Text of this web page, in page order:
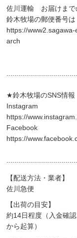
佐川運輸 お届けまで
鈴木牧場の郵便番号は
https://
arch
★鈴木牧場のSNS情報
Instagram
https://
Facebook
https://
【配送方法・業者】
佐川急便
【出荷の目安】
約14日程度（入金確
から起算）